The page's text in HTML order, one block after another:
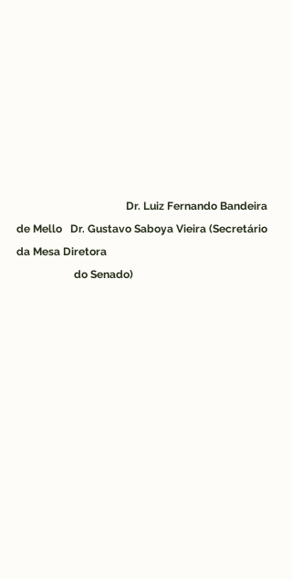
Dr. Luiz Fernando Bandeira
de Mello   Dr. Gustavo Saboya Vieira (Secretário
da Mesa Diretora
                     do Senado)